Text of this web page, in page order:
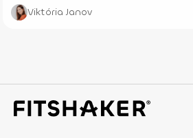
Viktória Janov